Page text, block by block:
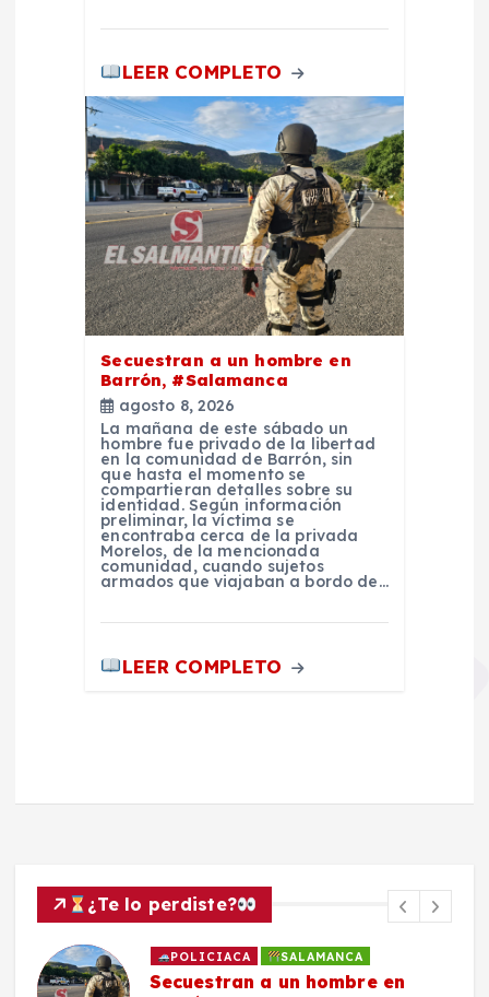
LEER COMPLETO
Secuestran a un hombre en
Barrón, #Salamanca
agosto 8, 2026
La mañana de este sábado un
hombre fue privado de la libertad
en la comunidad de Barrón, sin
que hasta el momento se
compartieran detalles sobre su
identidad. Según información
preliminar, la víctima se
encontraba cerca de la privada
Morelos, de la mencionada
comunidad, cuando sujetos
armados que viajaban a bordo de…
LEER COMPLETO
¿Te lo perdiste?
POLICIACA SALAMANCA
Secuestran a un hombre en